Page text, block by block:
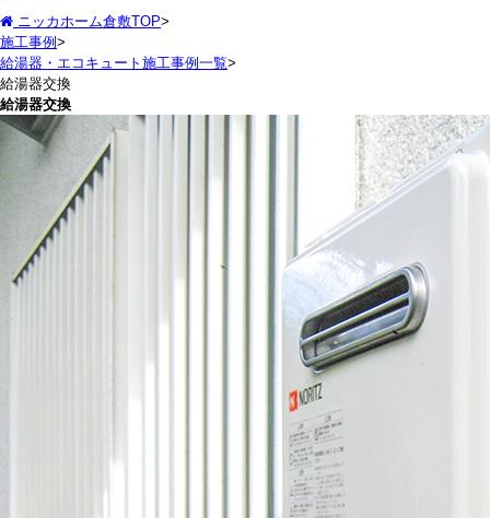
ニッカホーム倉敷TOP>
施工事例 >
給湯器・エコキュート施工事例一覧>
給湯器交換
給湯器交換